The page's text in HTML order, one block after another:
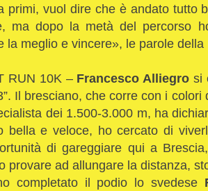
primi, vuol dire che è andato tutto
ma dopo la metà del percorso
la meglio e vincere», le parole
RUN 10K – Francesco Alliegro si
Il bresciano, che corre con i
dei 1.500-3.000 m, ha
bella e veloce, ho cercato di
di gareggiare qui a
provare ad allungare la distanza,
completato il podio lo svedese